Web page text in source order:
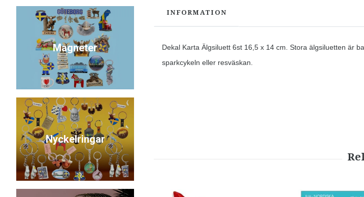
Magneter
Nyckelringar
INFORMATION
Dekal Karta Älgsiluett 6st 16,5 x 14 cm. Stora älgsiluetten är
sparkcykeln eller resväskan.